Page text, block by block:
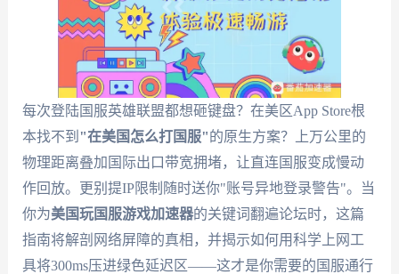
每次登陆国服英雄联盟都想砸键盘？在美区App Store根
本找不到 "在美国怎么打国服"的原生方案？上万公里的
物理距离叠加国际出口带宽拥堵，让直连国服变成慢动
作回放。更别提IP限制随时送你"账号异地登录警告"。当
你为美国玩国服游戏加速器的关键词翻遍论坛时，这篇
指南将解剖网络屏障的真相，并揭示如何用科学上网工
具将300ms压进绿色延迟区——这才是你需要的国服通行